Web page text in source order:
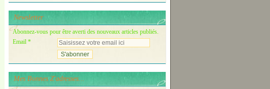
Newsletter
Abonnez-vous pour être averti des nouveaux articles publiés.
Email
Mes Bonnes Z'adresses...